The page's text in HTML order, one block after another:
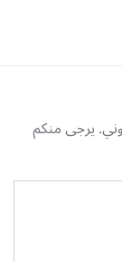
يرجى منكم